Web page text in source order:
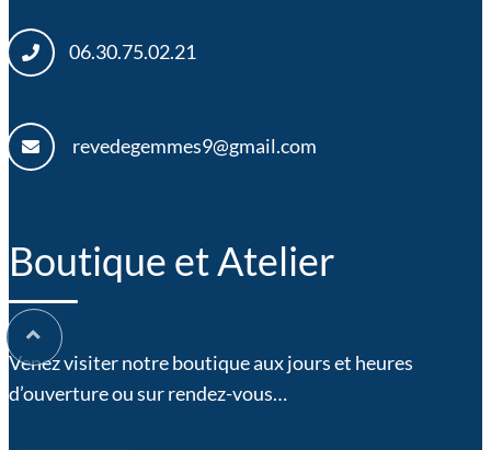
06.30.75.02.21
revedegemmes9@gmail.com
Boutique et Atelier
Venez visiter notre boutique aux jours et heures
d’ouverture ou sur rendez-vous…